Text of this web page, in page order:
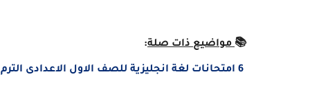
📚 مواضيع ذات صلة:
6 امتحانات لغة انجليزية للصف الاول الاعدادى الترم